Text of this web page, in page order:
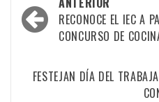
por
entradas
RECONOCE EL IEC A
CONCURSO DE
FESTEJAN DÍA DEL